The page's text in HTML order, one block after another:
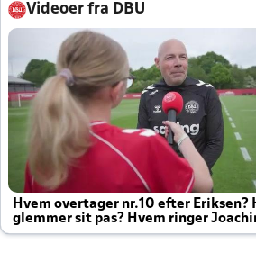
Videoer fra DBU
Hvem overtager nr.10 efter Eriksen?
glemmer sit pas? Hvem ringer
altid til efter kampe?